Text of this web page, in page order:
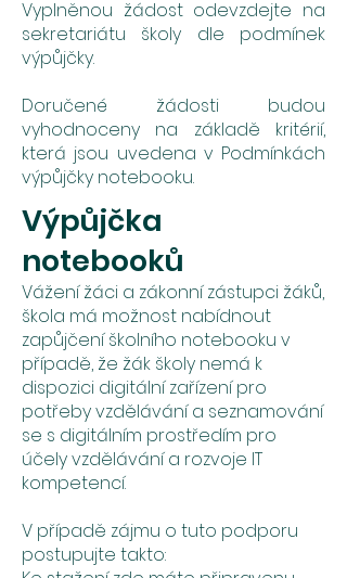
Vyplněnou žádost odevzdejte na
sekretariátu školy dle podmínek
výpůjčky.
Doručené žádosti budou
vyhodnoceny na základě kritérií,
která jsou uvedena v Podmínkách
výpůjčky notebooku.
Výpůjčka
notebooků
Vážení žáci a zákonní zástupci žáků,
škola má možnost nabídnout
zapůjčení školního notebooku v
případě, že žák školy nemá k
dispozici digitální zařízení pro
potřeby vzdělávání a seznamování
se s digitálním prostředím pro
účely vzdělávání a rozvoje IT
kompetencí.
V případě zájmu o tuto podporu
postupujte takto: